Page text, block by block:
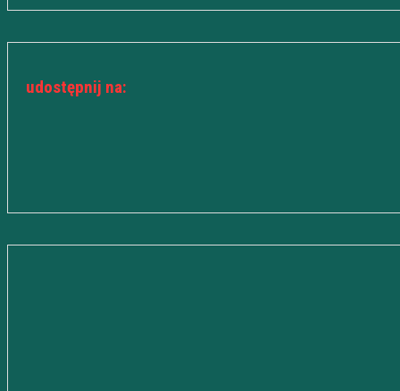
udostępnij na: